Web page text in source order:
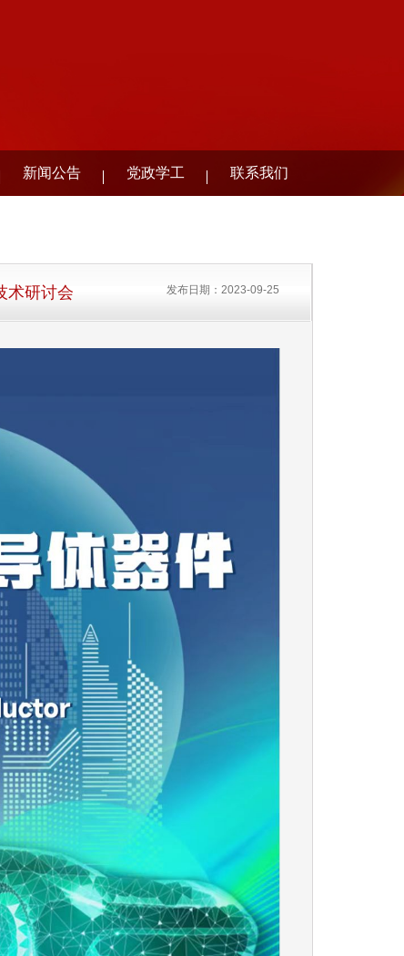
新闻公告 党政学工 联系我们
术研讨会 发布日期：2023-09-25